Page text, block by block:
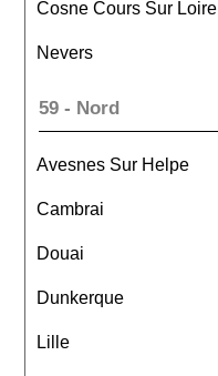
Cosne Cours Sur Loire
Nevers
59 - Nord
Avesnes Sur Helpe
Cambrai
Douai
Dunkerque
Lille